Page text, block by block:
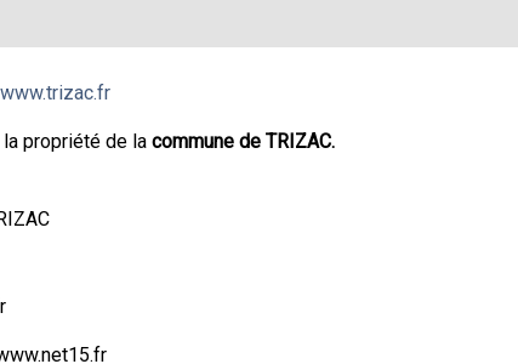
www.trizac.fr
propriété de lacommune de TRIZAC.